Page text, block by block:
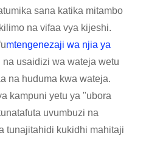
sana katika mitambo
na vifaa vya kijeshi.
mtengenezaji wa njia ya
na usaidizi wa wateja wetu
na huduma kwa wateja.
kampuni yetu ya "ubora
uvumbuzi na
tunajitahidi kukidhi mahitaji